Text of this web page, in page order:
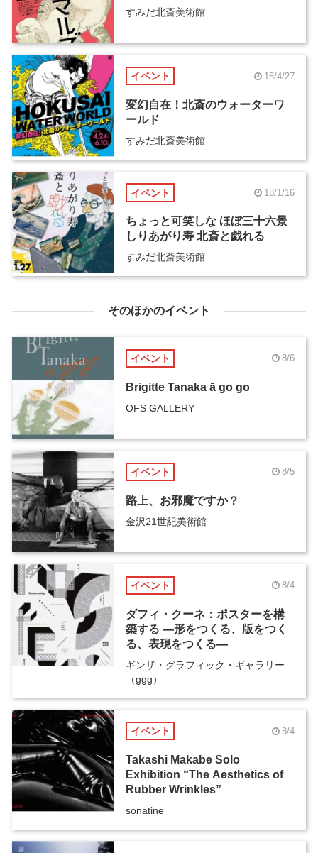
すみだ北斎美術館
イベント 18/4/27
変幻自在！北斎のウォーターワ
ールド
すみだ北斎美術館
イベント 18/1/16
ちょっと可笑しな ほぼ三十六景
しりあがり寿 北斎と戯れる
すみだ北斎美術館
そのほかのイベント
イベント 8/6
Brigitte Tanaka ā go go
OFS GALLERY
イベント 8/5
路上、お邪魔ですか？
金沢21世紀美術館
イベント 8/4
ダフィ・クーネ：ポスターを構
築する ―形をつくる、版をつく
る、表現をつくる―
ギンザ・グラフィック・ギャラリー
（ggg）
イベント 8/4
Takashi Makabe Solo
Exhibition “The Aesthetics of
Rubber Wrinkles”
sonatine